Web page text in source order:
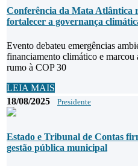
Conferência da Mata Atlântica
fortalecer a governança
Evento debateu emergências
financiamento climático e marcou
rumo à COP 30
LEIA MAIS
18/08/2025
Presidente
Estado e Tribunal de Contas
gestão pública municipal